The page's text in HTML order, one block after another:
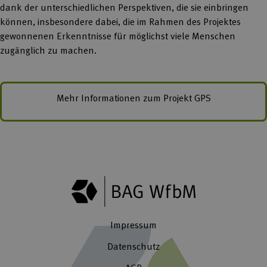
dank der unterschiedlichen Perspektiven, die sie einbringen
können, insbesondere dabei, die im Rahmen des Projektes
gewonnenen Erkenntnisse für möglichst viele Menschen
zugänglich zu machen.
Mehr Informationen zum Projekt GPS
Impressum
Datenschutz